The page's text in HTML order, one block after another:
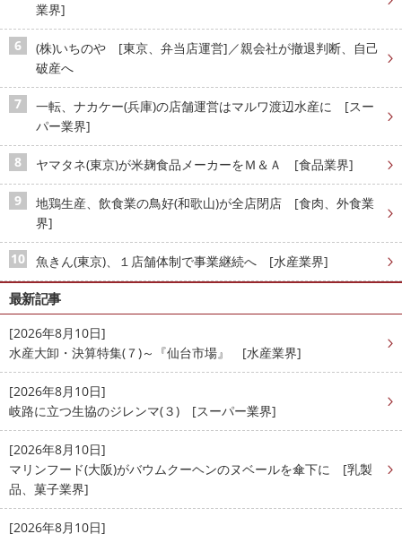
業界]
(株)いちのや [東京、弁当店運営]／親会社が撤退判断、自己
破産へ
一転、ナカケー(兵庫)の店舗運営はマルワ渡辺水産に [スー
パー業界]
ヤマタネ(東京)が米麹食品メーカーをＭ＆Ａ [食品業界]
地鶏生産、飲食業の鳥好(和歌山)が全店閉店 [食肉、外食業
界]
魚きん(東京)、１店舗体制で事業継続へ [水産業界]
最新記事
[2026年8月10日]
水産大卸・決算特集(７)～『仙台市場』 [水産業界]
[2026年8月10日]
岐路に立つ生協のジレンマ(３) [スーパー業界]
[2026年8月10日]
マリンフード(大阪)がバウムクーヘンのヌベールを傘下に [乳製
品、菓子業界]
[2026年8月10日]